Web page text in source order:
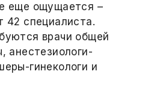
еще ощущается –
42 специалиста.
врачи общей
анестезиологи-
гинекологи и